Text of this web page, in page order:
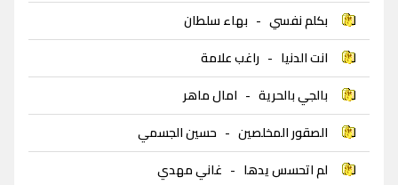
بكلم نفسي - بهاء سلطان
انت الدنيا - راغب علامة
بالجي بالحرية - امال ماهر
الصقور المخلصين - حسين الجسمي
لم اتحسس يدها - غاني مهدي